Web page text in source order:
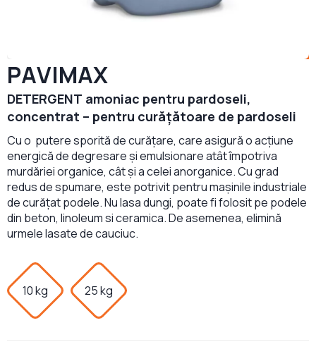
PAVIMAX
DETERGENT amoniac pentru pardoseli,
concentrat – pentru curățătoare de pardoseli
Cu o putere sporită de curățare, care asigură o acțiune
energică de degresare și emulsionare atât împotriva
murdăriei organice, cât și a celei anorganice. Cu grad
redus de spumare, este potrivit pentru mașinile industriale
de curățat podele. Nu lasa dungi, poate fi folosit pe podele
din beton, linoleum si ceramica. De asemenea, elimină
urmele lasate de cauciuc.
10 kg 25 kg